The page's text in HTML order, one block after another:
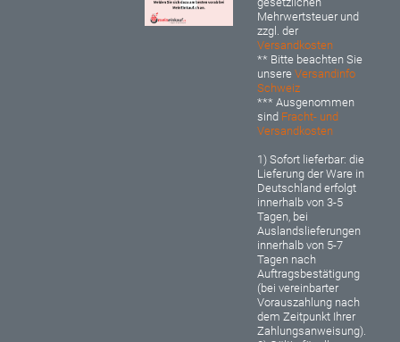
Mehrwertsteuer und
zzgl. der
Versandkosten
** Bitte beachten Sie
unsereVersandinfo
Schweiz
*** Ausgenommen
sind Fracht- und
Versandkosten
1) Sofort lieferbar: die
Lieferung der Ware in
Deutschland erfolgt
innerhalb von 3-5
Tagen, bei
Auslandslieferungen
innerhalb von 5-7
Tagen nach
Auftragsbestätigung
(bei vereinbarter
Vorauszahlung nach
dem Zeitpunkt Ihrer
Zahlungsanweisung).